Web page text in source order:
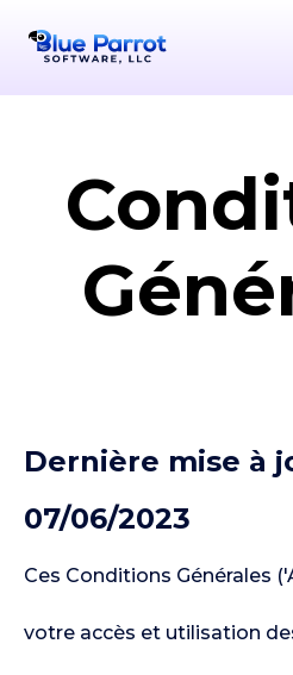
Dernière mise à
07/06/2023
Ces Conditions Générales
votre accès et utilisation